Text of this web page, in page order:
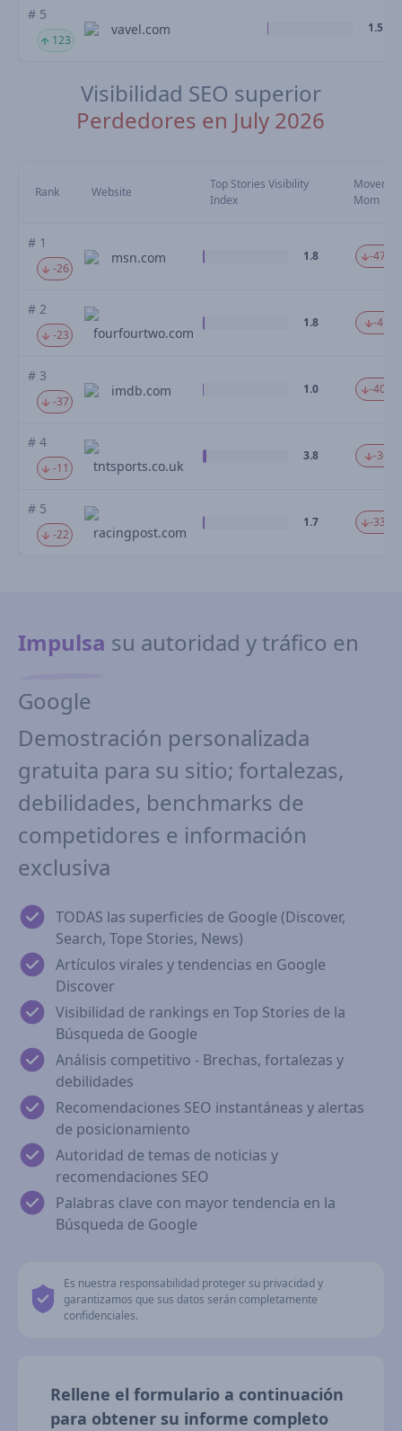
# 5
123
vavel.com 1.5
Visibilidad SEO superior
Perdedores en July 2026
Rank Website
Top Stories Visibility
Index
Mom
# 1
-26
msn.com 1.8 -
# 2
-23 fourfourtwo.com
1.8 -41.4
# 3
-37
imdb.com 1.0 -
# 4
-11 tntsports.co.uk
3.8 -36.7
# 5
-22 racingpost.com
1.7 -
Impulsa su autoridad y tráfico en
Google
Demostración personalizada
gratuita para su sitio; fortalezas,
debilidades, benchmarks de
competidores e información
exclusiva
TODAS las superficies de Google (Discover,
Search, Tope Stories, News)
Artículos virales y tendencias en Google
Discover
Visibilidad de rankings en Top Stories de la
Búsqueda de Google
Análisis competitivo - Brechas, fortalezas y
debilidades
Recomendaciones SEO instantáneas y alertas
de posicionamiento
Autoridad de temas de noticias y
recomendaciones SEO
Palabras clave con mayor tendencia en la
Búsqueda de Google
Es nuestra responsabilidad proteger su privacidad y
garantizamos que sus datos serán completamente
confidenciales.
Rellene el formulario a continuación
para obtener su informe completo